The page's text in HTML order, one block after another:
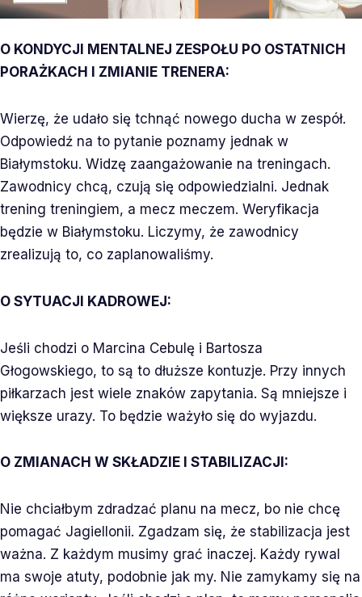
O KONDYCJI MENTALNEJ ZESPOŁU PO OSTATNICH
PORAŻKACH I ZMIANIE TRENERA:
Wierzę, że udało się tchnąć nowego ducha w zespół.
Odpowiedź na to pytanie poznamy jednak w
Białymstoku. Widzę zaangażowanie na treningach.
Zawodnicy chcą, czują się odpowiedzialni. Jednak
trening treningiem, a mecz meczem. Weryfikacja
będzie w Białymstoku. Liczymy, że zawodnicy
zrealizują to, co zaplanowaliśmy.
O SYTUACJI KADROWEJ:
Jeśli chodzi o Marcina Cebulę i Bartosza
Głogowskiego, to są to dłuższe kontuzje. Przy innych
piłkarzach jest wiele znaków zapytania. Są mniejsze i
większe urazy. To będzie ważyło się do wyjazdu.
O ZMIANACH W SKŁADZIE I STABILIZACJI:
Nie chciałbym zdradzać planu na mecz, bo nie chcę
pomagać Jagiellonii. Zgadzam się, że stabilizacja jest
ważna. Z każdym musimy grać inaczej. Każdy rywal
ma swoje atuty, podobnie jak my. Nie zamykamy się na